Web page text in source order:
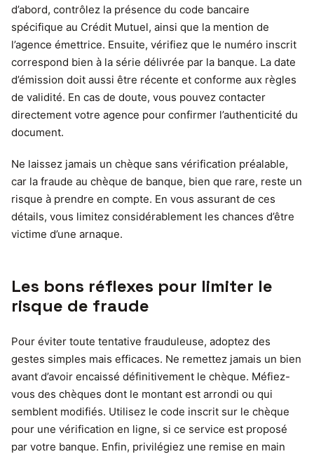
d’abord, contrôlez la présence du code bancaire
spécifique au Crédit Mutuel, ainsi que la mention de
l’agence émettrice. Ensuite, vérifiez que le numéro inscrit
correspond bien à la série délivrée par la banque. La date
d’émission doit aussi être récente et conforme aux règles
de validité. En cas de doute, vous pouvez contacter
directement votre agence pour confirmer l’authenticité du
document.
Ne laissez jamais un chèque sans vérification préalable,
car la fraude au chèque de banque, bien que rare, reste un
risque à prendre en compte. En vous assurant de ces
détails, vous limitez considérablement les chances d’être
victime d’une arnaque.
Les bons réflexes pour limiter le
risque de fraude
Pour éviter toute tentative frauduleuse, adoptez des
gestes simples mais efficaces. Ne remettez jamais un bien
avant d’avoir encaissé définitivement le chèque. Méfiez-
vous des chèques dont le montant est arrondi ou qui
semblent modifiés. Utilisez le code inscrit sur le chèque
pour une vérification en ligne, si ce service est proposé
par votre banque. Enfin, privilégiez une remise en main